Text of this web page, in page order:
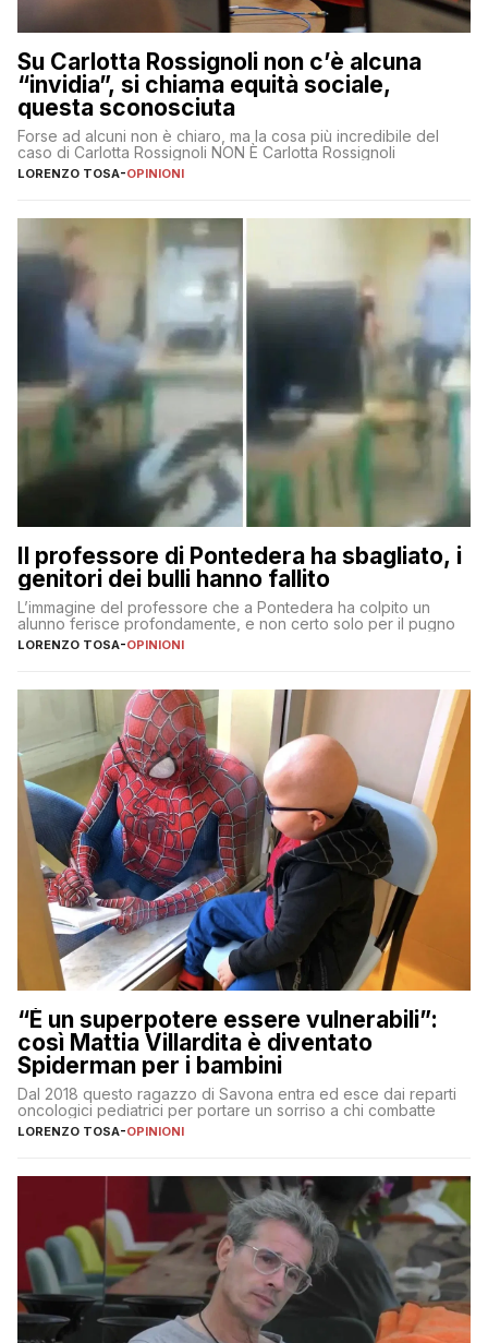
Su Carlotta Rossignoli non c’è alcuna
“invidia”, si chiama equità sociale,
questa sconosciuta
Forse ad alcuni non è chiaro, ma la cosa più incredibile del
caso di Carlotta Rossignoli NON È Carlotta Rossignoli
LORENZO TOSA-OPINIONI
Il professore di Pontedera ha sbagliato, i
genitori dei bulli hanno fallito
L’immagine del professore che a Pontedera ha colpito un
alunno ferisce profondamente, e non certo solo per il pugno
LORENZO TOSA-OPINIONI
“È un superpotere essere vulnerabili”:
così Mattia Villardita è diventato
Spiderman per i bambini
Dal 2018 questo ragazzo di Savona entra ed esce dai reparti
oncologici pediatrici per portare un sorriso a chi combatte
LORENZO TOSA-OPINIONI